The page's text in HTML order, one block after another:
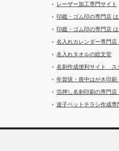
レーザー加工専門サイト
印鑑・ゴム印の専門店
印鑑・ゴム印の専門店
名入れカレンダー専門
名入れタオルの総文堂
名刺作成便利サイト ス
年賀状・喪中はがき印
箔押し名刺印刷の専門店
迷子ペットチラシ作成専